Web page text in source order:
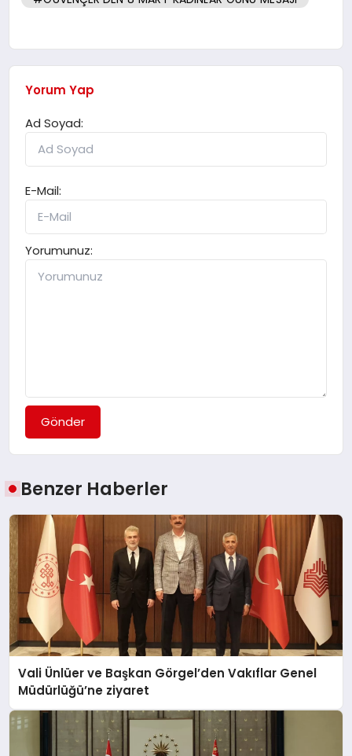
Yorum Yap
Ad Soyad:
E-Mail:
Yorumunuz:
Gönder
Benzer Haberler
Vali Ünlüer ve Başkan Görgel’den Vakıflar Genel
Müdürlüğü’ne ziyaret